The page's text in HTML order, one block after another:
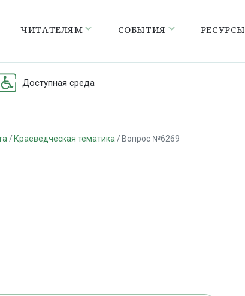
ЧИТАТЕЛЯМ СОБЫТИЯ РЕСУРСЫ
Доступная среда
Краеведческая тематика Вопрос №6269